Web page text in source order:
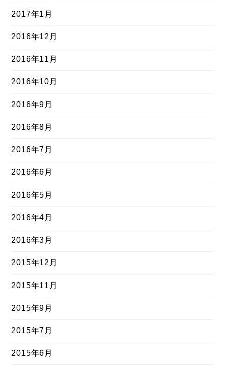
2017年1月
2016年12月
2016年11月
2016年10月
2016年9月
2016年8月
2016年7月
2016年6月
2016年5月
2016年4月
2016年3月
2015年12月
2015年11月
2015年9月
2015年7月
2015年6月